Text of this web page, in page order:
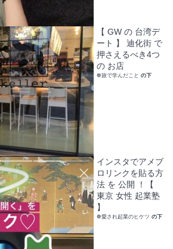
【 GW の 台湾デ
ート 】 迪化街 で
押さえるべき4つ
の お店
❁旅で学んだこと の下
インスタでアメブ
ロリンクを貼る方
法 を 公開 ！【
東京 女性 起業塾
】
❁愛され起業のヒケツ の下